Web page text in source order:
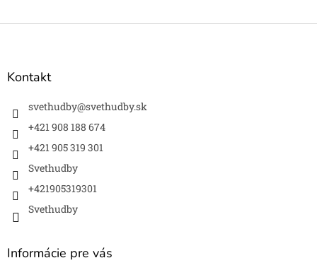
Z
Kontakt
svethudby@svethudby.sk
+421 908 188 674
+421 905 319 301
Svethudby
+421905319301
Svethudby
Informácie pre vás